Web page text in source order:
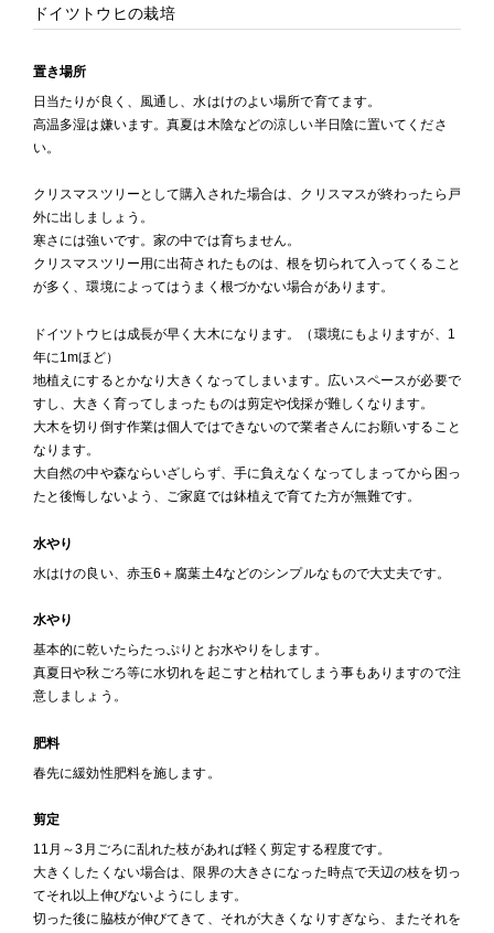
ドイツトウヒの栽培
置き場所
日当たりが良く、風通し、水はけのよい場所で育てます。
高温多湿は嫌います。真夏は木陰などの涼しい半日陰に置いてくださ
い。
クリスマスツリーとして購入された場合は、クリスマスが終わったら戸
外に出しましょう。
寒さには強いです。家の中では育ちません。
クリスマスツリー用に出荷されたものは、根を切られて入ってくること
が多く、環境によってはうまく根づかない場合があります。
ドイツトウヒは成長が早く大木になります。（環境にもよりますが、1
年に1mほど）
地植えにするとかなり大きくなってしまいます。広いスペースが必要で
すし、大きく育ってしまったものは剪定や伐採が難しくなります。
大木を切り倒す作業は個人ではできないので業者さんにお願いすること
なります。
大自然の中や森ならいざしらず、手に負えなくなってしまってから困っ
たと後悔しないよう、ご家庭では鉢植えで育てた方が無難です。
水やり
水はけの良い、赤玉6＋腐葉土4などのシンプルなもので大丈夫です。
水やり
基本的に乾いたらたっぷりとお水やりをします。
真夏日や秋ごろ等に水切れを起こすと枯れてしまう事もありますので注
意しましょう。
肥料
春先に緩効性肥料を施します。
剪定
11月～3月ごろに乱れた枝があれば軽く剪定する程度です。
大きくしたくない場合は、限界の大きさになった時点で天辺の枝を切っ
てそれ以上伸びないようにします。
切った後に脇枝が伸びてきて、それが大きくなりすぎなら、またそれを